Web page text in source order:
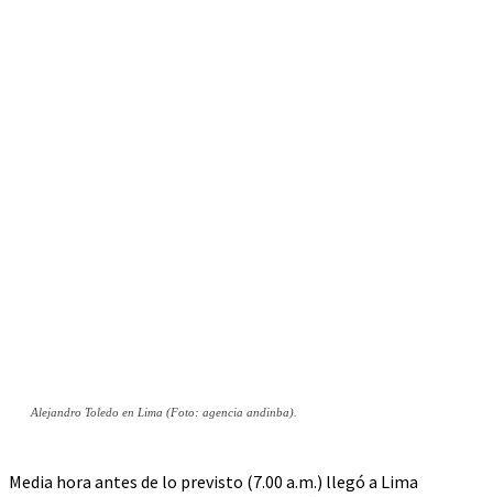
Alejandro Toledo en Lima (Foto: agencia andinba).
Media hora antes de lo previsto (7.00 a.m.) llegó a Lima